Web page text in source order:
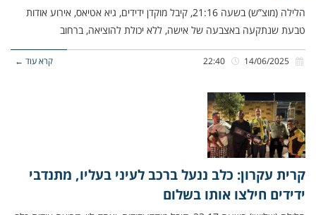
הלילה (מוצ”ש) בשעה 21:16, קיבל מוקדן ידידים, גיא אטיאס, אירוע אודות
טבעת שנתקעה באצבעה של אישה, ללא יכולת להוציאה, ברחוב
קרא עוד ←
קרית עקרון: כלב ננעל ברכב לעיני בעליו, מתנדבי
ידידים חילצו אותו בשלום